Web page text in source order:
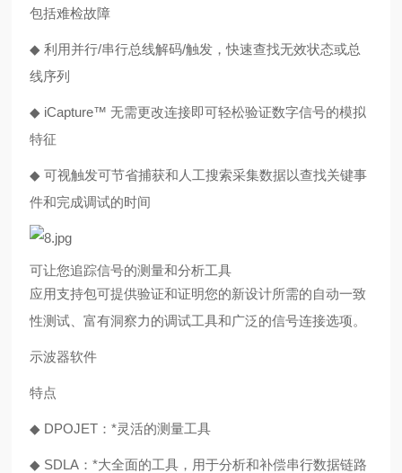
包括难检故障
◆利用并行/串行总线解码/触发，快速查找无效状态或总
线序列
◆ iCapture™ 无需更改连接即可轻松验证数字信号的模拟
特征
◆可视触发可节省捕获和人工搜索采集数据以查找关键事
件和完成调试的时间
可让您追踪信号的测量和分析工具
应用支持包可提供验证和证明您的新设计所需的自动一致
性测试、富有洞察力的调试工具和广泛的信号连接选项。
示波器软件
特点
◆ DPOJET：*灵活的测量工具
◆ SDLA：*大全面的工具，用于分析和补偿串行数据链路